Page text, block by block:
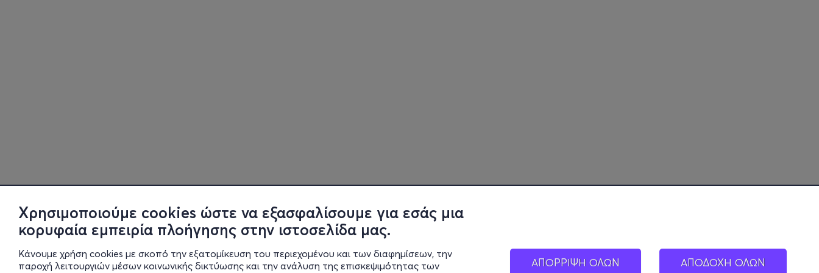
Χρησιμοποιούμε cookies ώστε να εξασφαλίσουμε για εσάς μια
κορυφαία εμπειρία πλοήγησης στην ιστοσελίδα μας.
Κάνουμε χρήση cookies με σκοπό την εξατομίκευση του περιεχομένου και των διαφημίσεων, την
παροχή λειτουργιών μέσων κοινωνικής δικτύωσης και την ανάλυση της επισκεψιμότητας των
ΑΠΟΡΡΙΨΗ ΟΛΩΝ ΑΠΟΔΟΧΗ ΟΛΩΝ